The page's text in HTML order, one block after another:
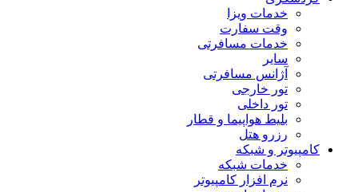
خدمات ویزا
وقت سفارت
خدمات مسافرتی
سایر
آژانس مسافرتی
تور خارجی
تور داخلی
بلیط هواپیما و قطار
رزرو هتل
کامپیوتر و شبکه
خدمات شبکه
نرم افزار کامپیوتر